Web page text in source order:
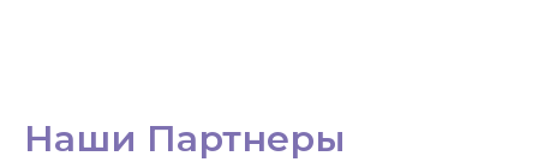
Наши Партнеры